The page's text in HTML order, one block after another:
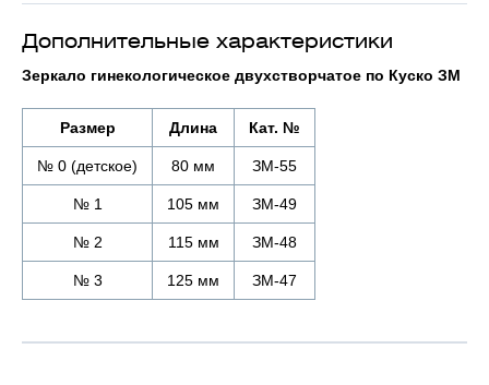
Дополнительные характеристики
Зеркало гинекологическое двухстворчатое по Куско ЗМ
Размер Длина Кат. №
№ 0 (детское) 80 мм ЗМ-55
№ 1 105 мм ЗМ-49
№ 2 115 мм ЗМ-48
№ 3 125 мм ЗМ-47